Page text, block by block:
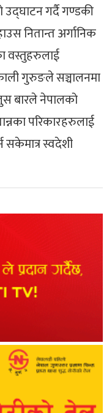
गर्दै गण्डकी
नितान्त अर्गानिक
वस्तुहरुलाई
गुरुङले सञ्चालनमा
बारले नेपालको
परिकारहरुलाई
सकेमात्र स्वदेशी